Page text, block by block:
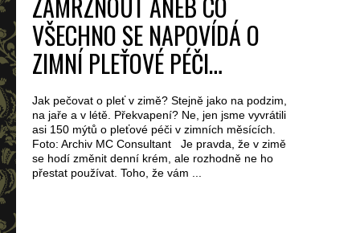
VŠECHNO SE NAPOVÍDÁ O
ZIMNÍ PLEŤOVÉ PÉČI…
Jak pečovat o pleť v zimě? Stejně jako na podzim,
na jaře a v létě. Překvapení? Ne, jen jsme vyvrátili
asi 150 mýtů o pleťové péči v zimních měsících.
Foto: Archiv MC Consultant Je pravda, že v zimě
se hodí změnit denní krém, ale rozhodně ne ho
přestat používat. Toho, že vám ...